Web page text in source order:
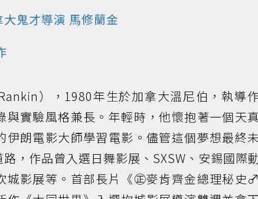
鬼才導演 馬修蘭金
），1980年生於加拿大溫尼伯，執導
與實驗風格兼長。年輕時，他懷抱著一個天
伊朗電影大師學習電影。儘管這個夢想最終
，作品曾入選日舞影展、SXSW、安錫國際
城影展等。首部長片《㊣麥肯齊金總理秘史